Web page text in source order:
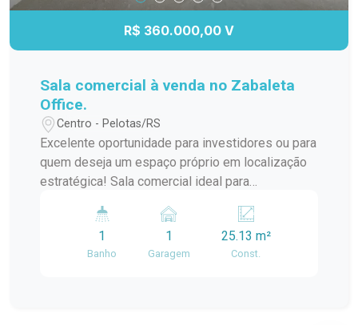
R$ 360.000,00 V
Sala comercial à venda no Zabaleta
Office.
Centro - Pelotas/RS
Excelente oportunidade para investidores ou para
quem deseja um espaço próprio em localização
estratégica! Sala comercial ideal para
escritórios, além de ser uma ótima opção para
quem busca renda com locação. Diferenciais do
Imóvel: Sala moderna e bem iluminada Prédio
1
Banho
1
Garagem
25.13 m²
Const.